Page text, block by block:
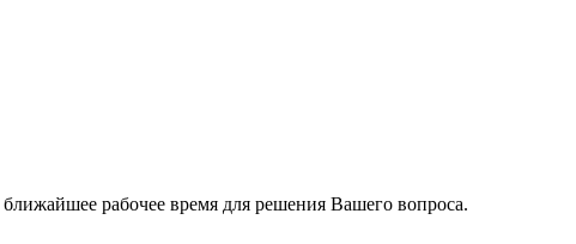
рабочее время для решения Вашего вопроса.